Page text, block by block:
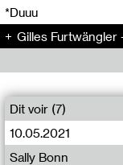
*Duuu
Gilles Furtwängler
Dit voir (7)
10.05.2021
Sally Bonn
00
00